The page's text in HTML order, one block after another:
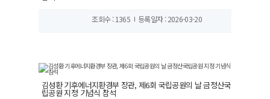
조회수 : 1365 등록일자 : 2026-03-20
김성환 기후에너지환경부 장관, 제6회 국립공원의 날 금정산국
립공원 지정 기념식 참석